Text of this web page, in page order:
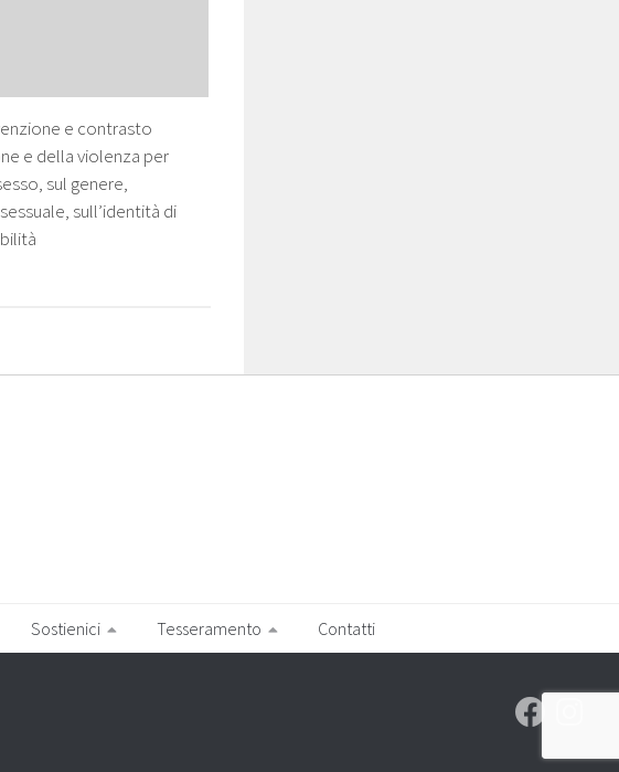
e contrasto
e della violenza per
sul genere,
sull’identità di
Sostienici Tesseramento Contatti